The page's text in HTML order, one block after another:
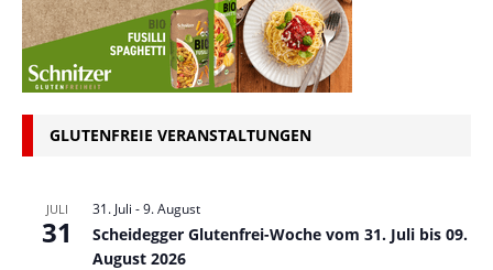
GLUTENFREIE VERANSTALTUNGEN
JULI
31
31. Juli -9. August
Scheidegger Glutenfrei-Woche vom 31. Juli bis 09.
August 2026